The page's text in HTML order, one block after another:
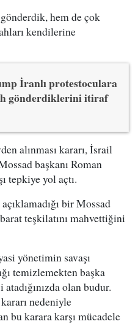
hem de çok
kendilerine
İranlı protestoculara
gönderdiklerini itiraf
alınması kararı, İsrail
başkanı Roman
tepkiye yol açtı.
bir Mossad
teşkilatını mahvettiğini
yönetimin savaşı
temizlemekten başka
olan budur.
nedeniyle
bu karara karşı mücadele